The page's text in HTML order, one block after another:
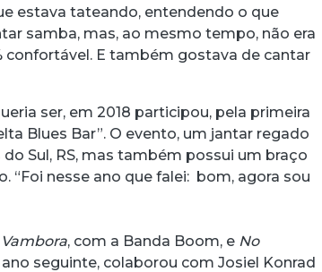
estava tateando, entendendo o que
samba, mas, ao mesmo tempo, não era
confortável. E também gostava de cantar
ser, em 2018 participou, pela primeira
Blues Bar”. O evento, um jantar regado
Sul, RS, mas também possui um braço
“Foi nesse ano que falei: bom, agora sou
Vambora, com a Banda Boom, e No
seguinte, colaborou com Josiel Konrad